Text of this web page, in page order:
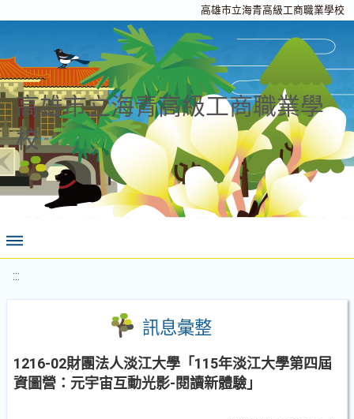
高雄市立海青高級工商職業學校
高雄市立海青高級工商職業學
校
:::
訊息彙整
1216-02財團法人淡江大學「115年淡江大學第四屆
資圖營：元宇宙互動光影-閱讀新體驗」